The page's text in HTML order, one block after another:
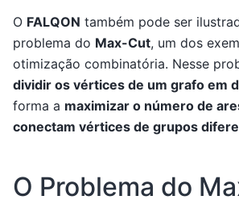
O FALQON também pode ser
problema do Max-Cut, um dos
otimização combinatória. Nesse
dividir os vértices de um grafo em
forma a maximizar o número de
conectam vértices de grupos
O Problema do